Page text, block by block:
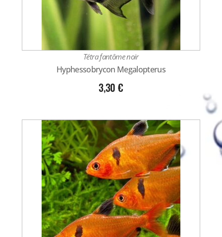
Tétra fantôme noir
Hyphessobrycon Megalopterus
3,30€